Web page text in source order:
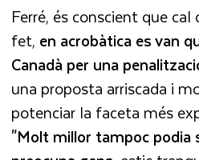
Ferré, és conscient que
fet, en acrobàtica es van
Canadà per una
una proposta arriscada i
potenciar la faceta més
"Molt millor tampoc podia